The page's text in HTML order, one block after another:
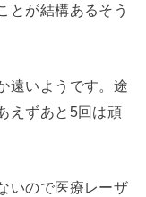
とが結構あるそう
遠いようです。途
えずあと5回は頑
いので医療レーザ